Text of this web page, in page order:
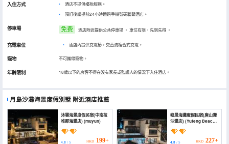
入住方式
酒店不提供櫃枱服務。
預訂後請提前24小時通過手機號碼聯繫酒店。
停車場 免费 酒店附近提供公共停車場 。 車位有限，先到先得 。
充電車位 • 酒店內提供充電樁，交直流複合式充電。
寵物 不可攜帶寵物。
年齡限制 18歲以下的房客不得在沒有家長或監護人的情況下入住酒店。
月島沙灘海景度假別墅 附近酒店推薦
沐雲海景度假民宿(中南拉
唯那海灘店) (muyun)
4.8 / 5 HKD 199+
嶼風海灘度假民宿(唐山灣
沙灘店) (Yufeng Beach
Bay Beach Store))
4.8/ 5 HKD 227+